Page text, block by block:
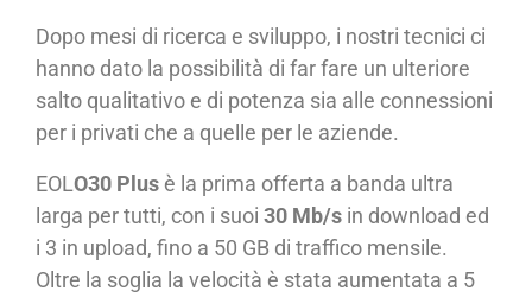
Dopo mesi di ricerca e sviluppo, i nostri tecnici ci
hanno dato la possibilità di far fare un ulteriore
salto qualitativo e di potenza sia alle connessioni
per i privati che a quelle per le aziende.
EOLO30 Plus è la prima offerta a banda ultra
larga per tutti, con i suoi 30 Mb/s in download ed
i 3 in upload, fino a 50 GB di traffico mensile.
Oltre la soglia la velocità è stata aumentata a 5